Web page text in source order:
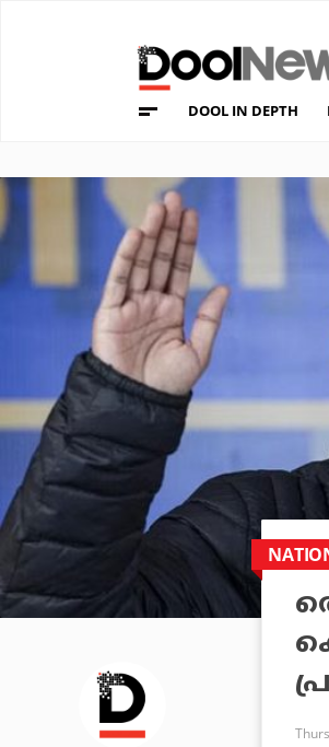
DOOL IN DEPTH